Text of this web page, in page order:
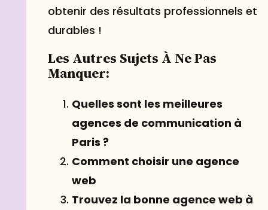
obtenir des résultats professionnels et
durables !
Les Autres Sujets À Ne Pas
Manquer:
Quelles sont les meilleures
agences de communication à
Paris ?
Comment choisir une agence
web
Trouvez la bonne agence web à